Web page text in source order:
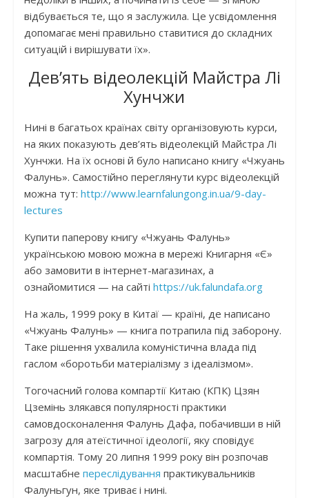
відбувається те, що я заслужила. Це усвідомлення
допомагає мені правильно ставитися до складних
ситуацій і вирішувати їх».
Дев’ять відеолекцій Майстра Лі
Хунчжи
Нині в багатьох країнах світу організовують курси,
на яких показують дев’ять відеолекцій Майстра Лі
Хунчжи. На їх основі й було написано книгу «Чжуань
Фалунь». Самостійно переглянути курс відеолекцій
можна тут: http://www.learnfalungong.in.ua/9-day-
lectures
Купити паперову книгу «Чжуань Фалунь»
українською мовою можна в мережі Книгарня «Є»
або замовити в інтернет-магазинах, а
ознайомитися — на сайті https://uk.falundafa.org
На жаль, 1999 року в Китаї — країні, де написано
«Чжуань Фалунь» — книга потрапила під заборону.
Таке рішення ухвалила комуністична влада під
гаслом «боротьби матеріалізму з ідеалізмом».
Тогочасний голова компартії Китаю (КПК) Цзян
Цземінь злякався популярності практики
самовдосконалення Фалунь Дафа, побачивши в ній
загрозу для атеїстичної ідеології, яку сповідує
компартія. Тому 20 липня 1999 року він розпочав
масштабне переслідування практикувальників
Фалуньгун, яке триває і нині.